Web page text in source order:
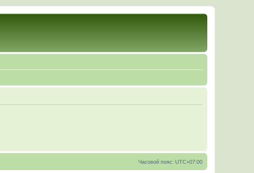
Часовой пояс: UTC+07:00